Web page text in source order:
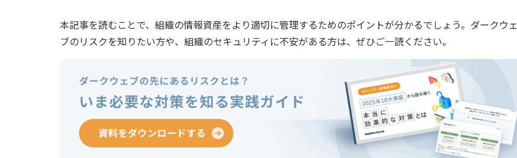
本記事を読むことで、組織の情報資産をより適切に管理するためのポイントが分かるでしょう。ダークウェ
ブのリスクを知りたい方や、組織のセキュリティに不安がある方は、ぜひご一読ください。